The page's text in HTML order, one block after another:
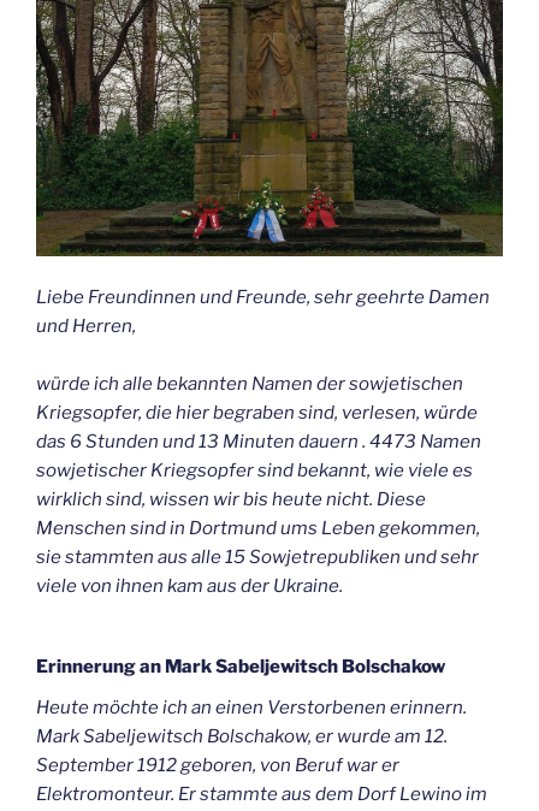
Liebe Freundinnen und Freunde, sehr geehrte Damen
und Herren,
würde ich alle bekannten Namen der sowjetischen
Kriegsopfer, die hier begraben sind, verlesen, würde
das 6 Stunden und 13 Minuten dauern . 4473 Namen
sowjetischer Kriegsopfer sind bekannt, wie viele es
wirklich sind, wissen wir bis heute nicht. Diese
Menschen sind in Dortmund ums Leben gekommen,
sie stammten aus alle 15 Sowjetrepubliken und sehr
viele von ihnen kam aus der Ukraine.
Erinnerung an Mark Sabeljewitsch Bolschakow
Heute möchte ich an einen Verstorbenen erinnern.
Mark Sabeljewitsch Bolschakow, er wurde am 12.
September 1912 geboren, von Beruf war er
Elektromonteur. Er stammte aus dem Dorf Lewino im